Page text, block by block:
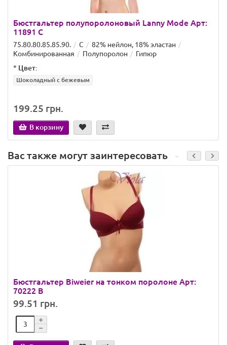
Бюстгальтер полупоролоновый Lanny Mode Арт:
11891 C
75.80.80.85.85.90. C
82% нейлон, 18% эластан
Комбинированная
Полупоролон
Гипюр
* Цвет:
Шоколадный с бежевым
199.25 грн.
В корзину
Вас также могут заинтересовать
Бюстгальтер Biweier на тонком поролоне Арт:
70222 B
99.51 грн.